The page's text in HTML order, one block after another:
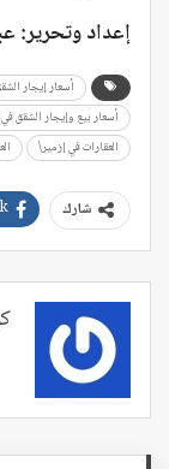
إعداد وتحرير:
أسعار إيجار
أسعار بيع وإيجار الشقق في
العقارات في إزمير\
شارك